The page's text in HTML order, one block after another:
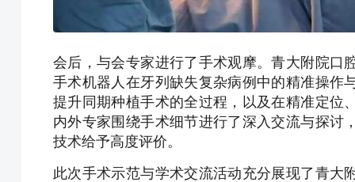
会后，与会专家进行了手术观摩。青大附院口
手术机器人在牙列缺失复杂病例中的精准操作
提升同期种植手术的全过程，以及在精准定位
内外专家围绕手术细节进行了深入交流与探讨
技术给予高度评价。
此次手术示范与学术交流活动充分展现了青大